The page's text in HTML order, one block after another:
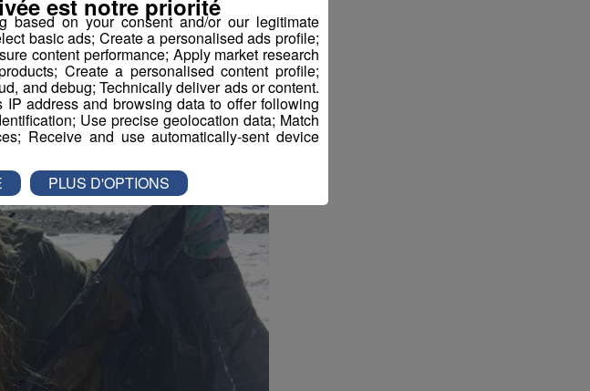
on your consent and/or our legitimate
basic ads; Create a personalised ads profile;
content performance; Apply market research
Create a personalised content profile;
and debug; Technically deliver ads or content.
address and browsing data to offer following
Use precise geolocation data; Match
Receive and use automatically-sent device
est notre priorité
PLUS D'OPTIONS